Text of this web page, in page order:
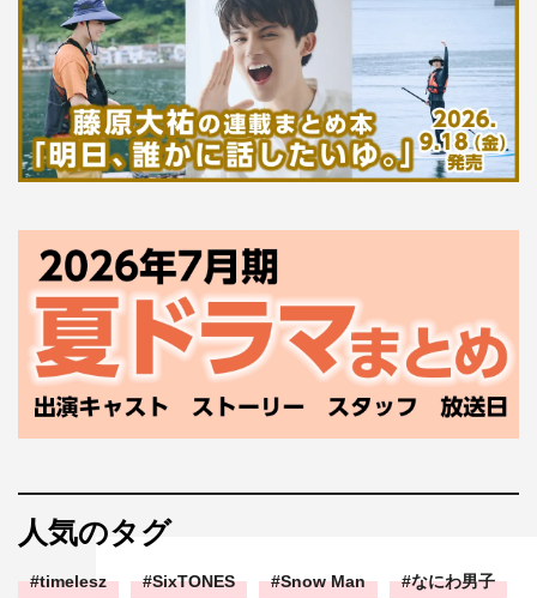
人気のタグ
timelesz SixTONES Snow Man なにわ男子